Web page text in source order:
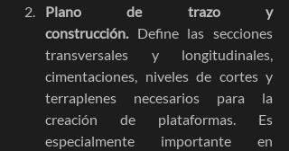
Plano de trazo y
construcción. Define las secciones
transversales y longitudinales,
cimentaciones, niveles de cortes y
terraplenes necesarios para la
creación de plataformas. Es
especialmente importante en